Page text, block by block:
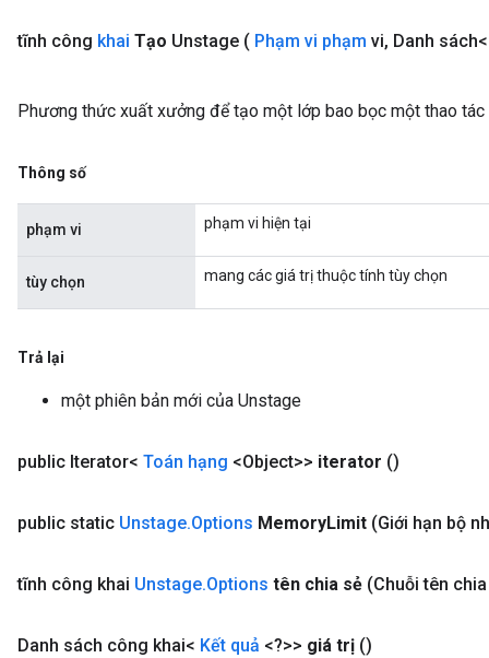
tĩnh công khai Tạo Unstage ( Phạm vi phạm vi, Danh
Phương thức xuất xưởng để tạo một lớp bao bọc một thao tác
Thông số
phạm vi phạm vi hiện tại
tùy chọn mang các giá trị thuộc tính tùy chọn
Trả lại
một phiên bản mới của Unstage
public Iterator< Toán hạng <Object>> iterator ()
public static Unstage.Options MemoryLimit (Giới hạn bộ
tĩnh công khai Unstage.Options tên chia sẻ (Chuỗi tên
Danh sách công khai< Kết quả <?>> giá trị ()